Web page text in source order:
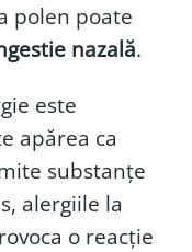
polen poate
nazală.
este
apărea ca
substanțe
alergiile la
o reacție